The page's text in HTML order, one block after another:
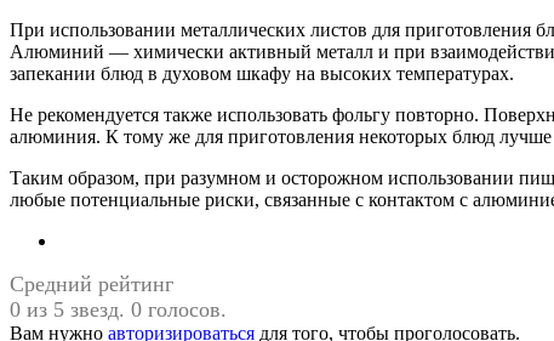
При использовании металлических листов для приготовления
Алюминий — химически активный металл и при
запекании блюд в духовом шкафу на высоких температурах.
Не рекомендуется также использовать фольгу повторно.
алюминия. К тому же для приготовления некоторых блюд лучше
Таким образом, при разумном и осторожном использовании
любые потенциальные риски, связанные с контактом с
Средний рейтинг
0 из 5 звезд. 0 голосов.
Вам нужно авторизироваться для того, чтобы проголосовать.